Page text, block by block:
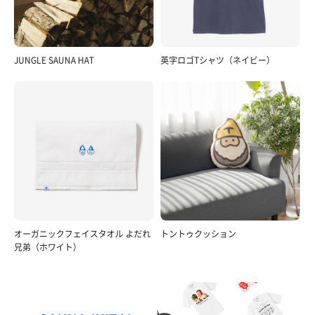
JUNGLE SAUNA HAT 英字ロゴTシャツ（ネイビー）
オーガニックフェイスタオル よだれ
兄弟（ホワイト）
トントゥクッション